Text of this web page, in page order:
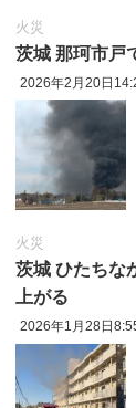
火災
茨城 那珂市戸
2026年2月20日
火災
茨城 ひたちな
上がる
2026年1月28日